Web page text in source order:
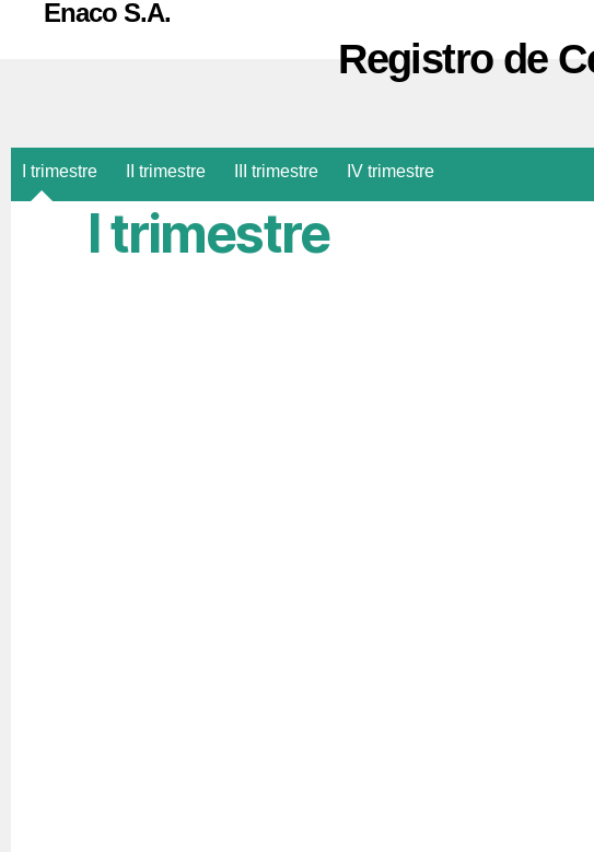
Enaco S.A.
Registro de
I trimestre II trimestre III trimestre IV trimestre
I trimestre